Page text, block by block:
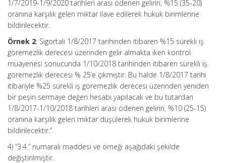
1/7/2019-1/9/2020 tarihleri arası ödenen gelirin, %15 (35-20)
oranına karşılık gelen miktar ilave edilerek hukuk birimlerine
bildirilecektir.
Örnek 2: Sigortalı 1/8/2017 tarihinden itibaren %15 sürekli iş
göremezlik derecesi üzerinden gelir almakta iken kontrol
muayenesi sonucunda 1/10/2018 tarihinden itibaren sürekli iş
göremezlik derecesi % 25’e çıkmıştır. Bu halde 1/8/2017 tarihi
itibariyle %25 sürekli iş göremezlik derecesi üzerinden yeniden
bir peşin sermaye değeri hesabı yapılacak ve bu tutardan
1/8/2017-1/10/2018 tarihleri arası ödenen gelirin, %10 (25-15)
oranına karşılık gelen miktar düşülerek hukuk birimlerine
bildirilecektir.”
4) “3.4.” numaralı maddesi ve örneği aşağıdaki şekilde
değiştirilmiştir.